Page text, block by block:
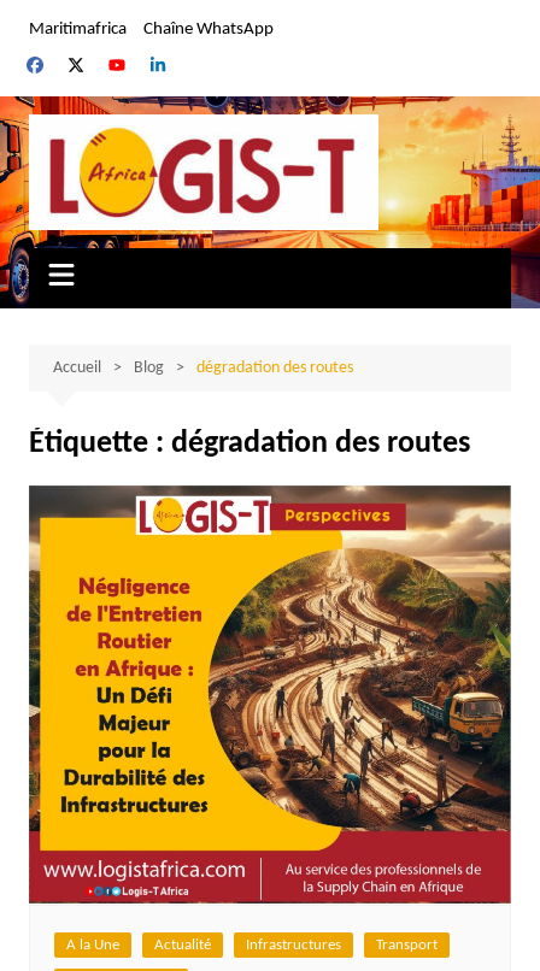
contenu
Maritimafrica Chaîne WhatsApp
Accueil Blog dégradation des routes
Étiquette : dégradation des routes
A la Une Actualité Infrastructures Transport